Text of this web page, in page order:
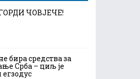
ЧОВЈЕЧЕ!
бира средства за
Срба – циљ је